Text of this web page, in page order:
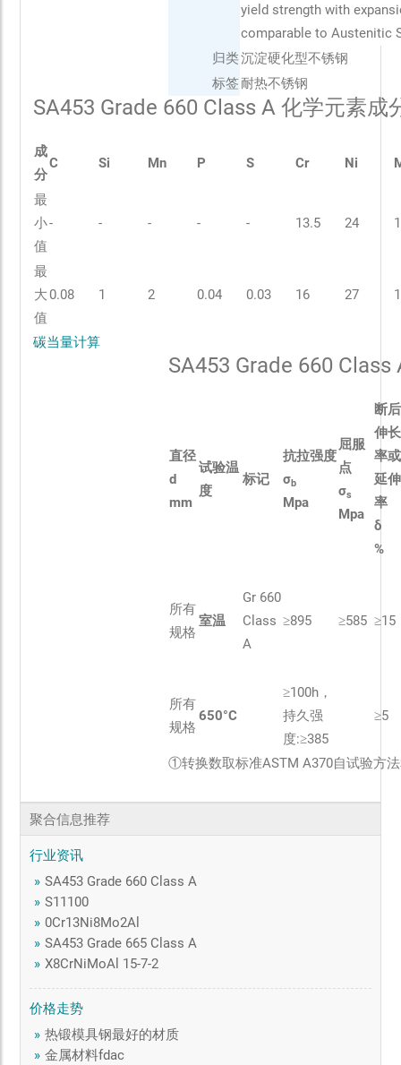
yield strength with
comparable to Austenitic
归类沉淀硬化型不锈钢
标签耐热不锈钢
SA453 Grade 660 Class A 化学元素成
成
分
C Si Mn P S Cr Ni
最
小
值
- - - - - 13.5 24 1
最
大
值
0.08 1 2 0.04 0.03 16 27
碳当量计算
SA453 Grade 660 Class
直径
d
mm
试验温
度
标记
抗拉强度
σb
Mpa
屈服
点
σs
Mpa
断后
伸长
率或
延伸
率
δ
%
所有
规格
室温
Gr 660
Class
A
≥895 ≥585 ≥15
所有
规格
650°C
≥100h，
持久强
度:≥385
≥5
①转换数取标准ASTM A370自试验方
聚合信息推荐
行业资讯
» SA453 Grade 660 Class A
» S11100
» 0Cr13Ni8Mo2Al
» SA453 Grade 665 Class A
» X8CrNiMoAl 15-7-2
价格走势
» 热锻模具钢最好的材质
» 金属材料fdac